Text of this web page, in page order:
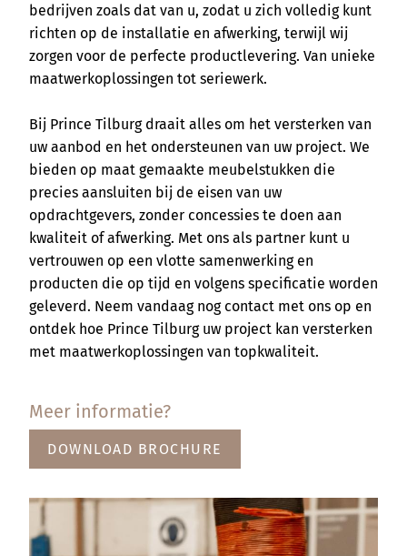
bedrijven zoals dat van u, zodat u zich volledig kunt
richten op de installatie en afwerking, terwijl wij
zorgen voor de perfecte productlevering. Van unieke
maatwerkoplossingen tot seriewerk.
Bij Prince Tilburg draait alles om het versterken van
uw aanbod en het ondersteunen van uw project. We
bieden op maat gemaakte meubelstukken die
precies aansluiten bij de eisen van uw
opdrachtgevers, zonder concessies te doen aan
kwaliteit of afwerking. Met ons als partner kunt u
vertrouwen op een vlotte samenwerking en
producten die op tijd en volgens specificatie worden
geleverd. Neem vandaag nog contact met ons op en
ontdek hoe Prince Tilburg uw project kan versterken
met maatwerkoplossingen van topkwaliteit.
Meer informatie?
DOWNLOAD BROCHURE